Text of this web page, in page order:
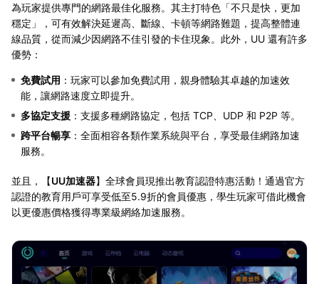
為玩家提供專門的網路最佳化服務。其主打特色「不只是快，更加
穩定」，可有效解決延遲高、斷線、卡頓等網路難題，提高整體連
線品質，從而減少因網路不佳引發的卡住現象。此外，UU 還有許多
優勢：
免費試用 ：玩家可以參加免費試用，親身體驗其卓越的加速效
能，讓網路速度立即提升。
多協定支援 ：支援多種網路協定，包括 TCP、UDP 和 P2P 等。
跨平台暢享 ：全面相容各類作業系統與平台，享受最佳網路加速
服務。
並且，【UU加速器】全球會員現推出教育認證特惠活動！通過官方
認證的教育用戶可享受低至5.9折的會員優惠，學生玩家可借此機會
以更優惠價格獲得專業級網絡加速服務。